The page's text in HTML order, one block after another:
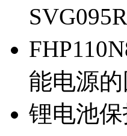
能电源的
锂电池